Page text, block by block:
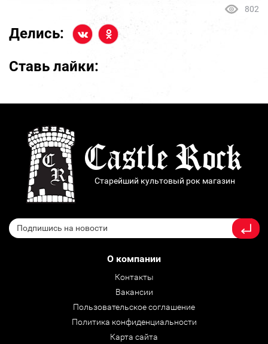
802
Делись:
Ставь лайки:
Старейший культовый рок магазин
О компании
Контакты
Вакансии
Пользовательское соглашение
Политика конфиденциальности
Карта сайта